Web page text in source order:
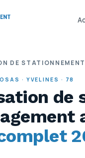
DE STATIONNEMENT
· YVELINES · 78
de